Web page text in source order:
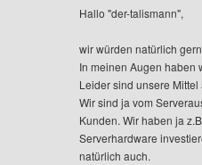
Hallo "der-talismann",
wir würden natürlich
In meinen Augen haben
Leider sind unsere
Wir sind ja vom
Kunden. Wir haben ja
Serverhardware
natürlich auch.